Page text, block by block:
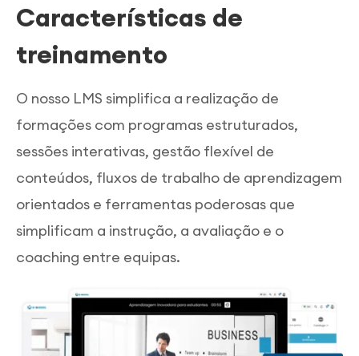
Características de
treinamento
O nosso LMS simplifica a realização de
formações com programas estruturados,
sessões interativas, gestão flexível de
conteúdos, fluxos de trabalho de aprendizagem
orientados e ferramentas poderosas que
simplificam a instrução, a avaliação e o
coaching entre equipas.